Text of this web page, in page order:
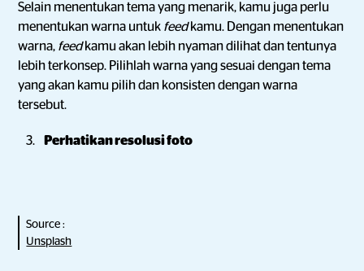
Selain menentukan tema yang menarik, kamu juga perlu
menentukan warna untuk feedkamu. Dengan menentukan
warna, feedkamu akan lebih nyaman dilihat dan tentunya
lebih terkonsep. Pilihlah warna yang sesuai dengan tema
yang akan kamu pilih dan konsisten dengan warna
tersebut.
Perhatikan resolusi foto
Source :
Unsplash